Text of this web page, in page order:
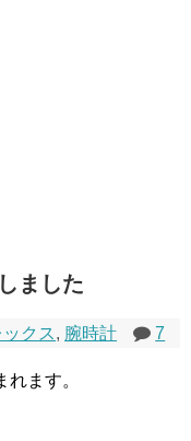
ました
ックス, 腕時計 7
ます。